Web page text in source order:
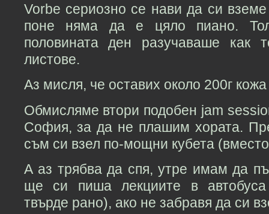
Vorbe сериозно се нави да си
поне няма да е цяло пиано.
половината ден разучаваше как
листове.
Аз мисля, че оставих около 200г
Обмисляме втори подобен jam
София, за да не плашим хората.
съм си взел по-мощни кубета
А аз трябва да спя, утре имам да
ще си пиша лекциите в автобуса
твърде рано), ако не забравя да си